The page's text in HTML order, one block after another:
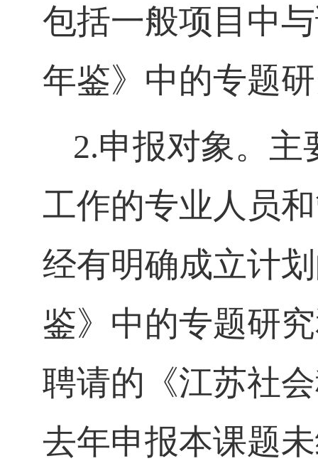
包括一般项目中
年鉴》中的专题
2.申报对象。主
工作的专业人员
经有明确成立计
鉴》中的专题研
聘请的《江苏社
去年申报本课题